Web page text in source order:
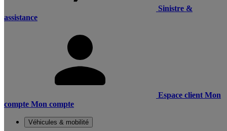
Sinistre &
assistance
Espace client Mon
compte Mon compte
Véhicules & mobilité